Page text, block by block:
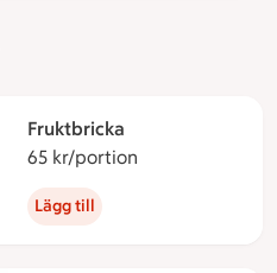
Fruktbricka
65 kr/portion
Lägg till